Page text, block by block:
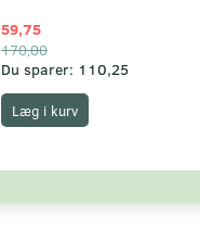
59,75
170,00
Du sparer: 110,25
Læg i kurv